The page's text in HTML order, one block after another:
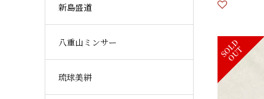
S
O
L
D
O
U
T
新島盛道
八重山ミンサー
琉球美絣